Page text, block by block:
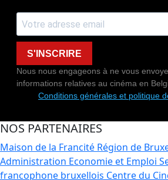
S'INSCRIRE
Nous nous engageons à ne vous
informations relatives au cinéma en
Conditions générales et politique
NOS PARTENAIRES
Maison de la Francité Région de
Administration Economie et Emploi
francophone bruxellois Centre du